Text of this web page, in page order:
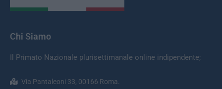
Chi Siamo
Il Primato Nazionale plurisettimanale online indipendente;
Via Pantaleoni 33, 00166 Roma.